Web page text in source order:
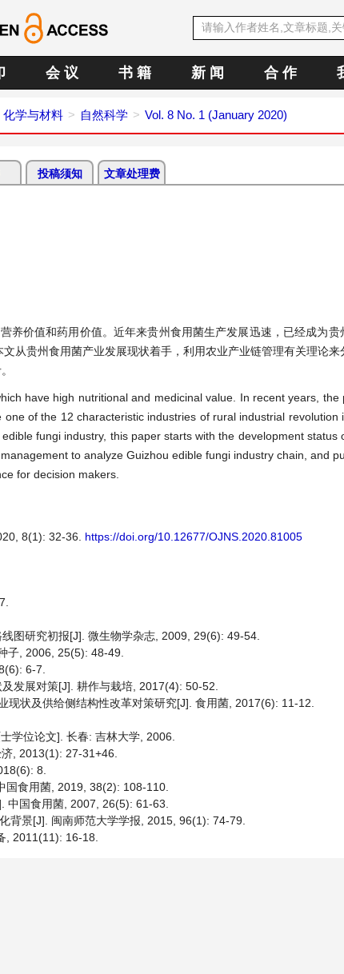
会 议 书 籍 新 闻 合 作
化学与材料 自然科学 Vol. 8 No. 1 (January 2020)
投稿须知 文章处理费
养价值和药用价值。近年来贵州食用菌生产发展迅速，已经成为贵
从贵州食用菌产业发展现状着手，利用农业产业链管理有关理论来
have high nutritional and medicinal value. In recent years, the
of the 12 characteristic industries of rural industrial revolution
fungi industry, this paper starts with the development status
to analyze Guizhou edible fungi industry chain, and
for decision makers.
8(1): 32-36. https://doi.org/10.12677/OJNS.2020.81005
图研究初报[J]. 微生物学杂志, 2009, 29(6): 49-54.
子, 2006, 25(5): 48-49.
6-7.
发展对策[J]. 耕作与栽培, 2017(4): 50-52.
状及供给侧结构性改革对策研究[J]. 食用菌, 2017(6): 11-12.
学位论文]. 长春: 吉林大学, 2006.
, 2013(1): 27-31+46.
8.
食用菌, 2019, 38(2): 108-110.
中国食用菌, 2007, 26(5): 61-63.
景[J]. 闽南师范大学学报, 2015, 96(1): 74-79.
, 2011(11): 16-18.